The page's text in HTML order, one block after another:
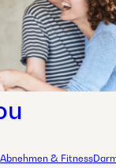
Abnehmen & Fitness